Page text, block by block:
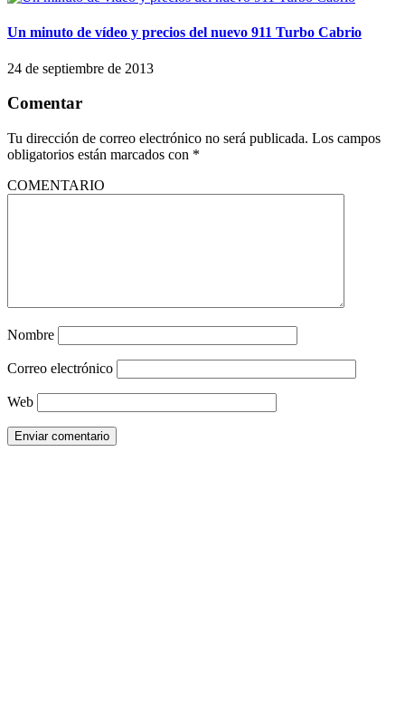
Un minuto de vídeo y precios del nuevo 911 Turbo Cabrio
24 de septiembre de 2013
Comentar
Tu dirección de correo electrónico no será publicada. Los campos
obligatorios están marcados con *
COMENTARIO
Nombre
Correo electrónico
Web